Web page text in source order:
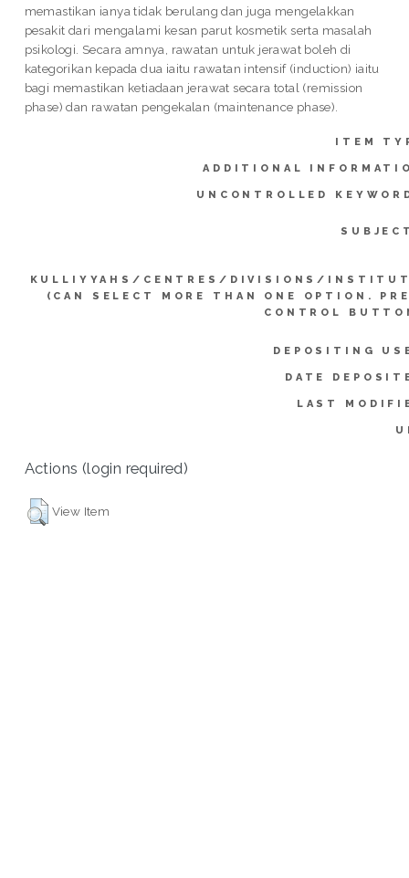
memastikan ianya tidak berulang dan juga mengelakkan
pesakit dari mengalami kesan parut kosmetik serta masalah
psikologi. Secara amnya, rawatan untuk jerawat boleh di
kategorikan kepada dua iaitu rawatan intensif (induction) iaitu
bagi memastikan ketiadaan jerawat secara total (remission
phase) dan rawatan pengekalan (maintenance phase).
ITEM
ADDITIONAL
UNCONTROLLED
KULLIYYAHS/CENTRES/DIVISIONS/
(CAN SELECT MORE THAN ONE OPTION.
CONTROL
DEPOSITING
DATE
LAST
Actions (login required)
View Item